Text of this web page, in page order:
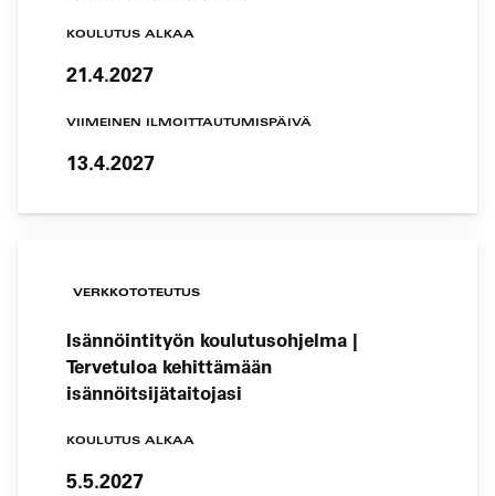
KOULUTUS ALKAA
21.4.2027
VIIMEINEN ILMOITTAUTUMISPÄIVÄ
13.4.2027
VERKKOTOTEUTUS
Isännöintityön koulutusohjelma |
Tervetuloa kehittämään
isännöitsijätaitojasi
KOULUTUS ALKAA
5.5.2027